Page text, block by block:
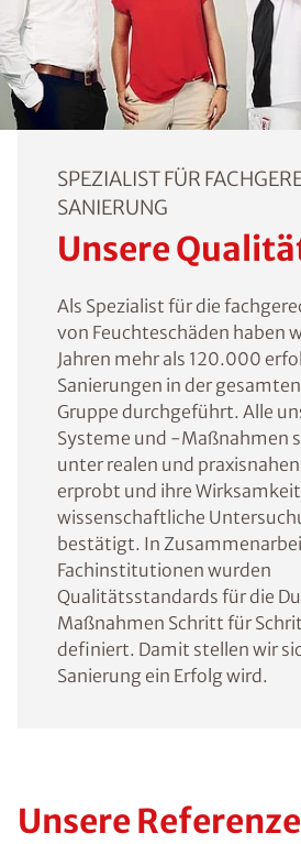
SPEZIALIST FÜR
SANIERUNG
Unsere
Als Spezialist für die
von Feuchteschäden haben
Jahren mehr als 120.000
Sanierungen in der gesamten
Gruppe durchgeführt. Alle
Systeme und -Maßnahmen
unter realen und
erprobt und ihre
wissenschaftliche
bestätigt. In
Fachinstitutionen wurden
Qualitätsstandards für die
Maßnahmen Schritt für
definiert. Damit stellen wir
Sanierung ein Erfolg wird.
Unsere